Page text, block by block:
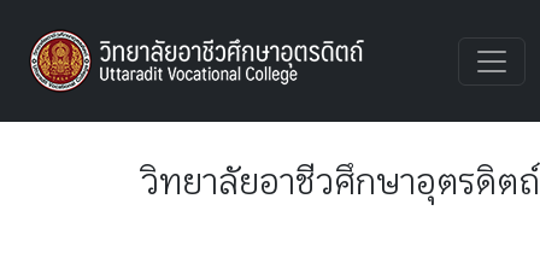
UTTVC
วิทยาลัยอาชีวศึกษาอุตรดิตถ์